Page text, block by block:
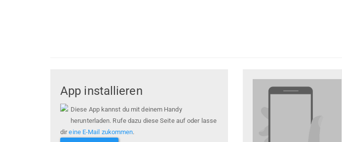
App installieren
Diese App kannst du mit deinem Handy
herunterladen. Rufe dazu diese Seite auf oder lasse
direine E-Mail zukommen.